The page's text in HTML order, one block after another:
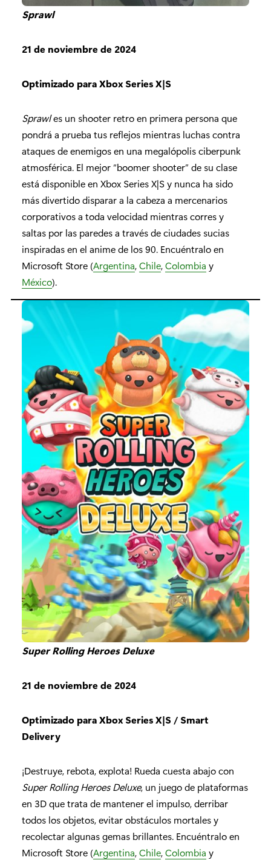
Sprawl
21 de noviembre de 2024
Optimizado para Xbox Series X|S
Sprawles un shooter retro en primera persona que
pondrá a prueba tus reflejos mientras luchas contra
ataques de enemigos en una megalópolis ciberpunk
atmosférica. El mejor “boomer shooter” de su clase
está disponible en Xbox Series X|S y nunca ha sido
más divertido disparar a la cabeza a mercenarios
corporativos a toda velocidad mientras corres y
saltas por las paredes a través de ciudades sucias
inspiradas en el anime de los 90. Encuéntralo en
Microsoft Store (Argentina,Chile,Colombia y
México).
Super Rolling Heroes Deluxe
21 de noviembre de 2024
Optimizado para Xbox Series X|S / Smart
Delivery
¡Destruye, rebota, explota! Rueda cuesta abajo con
Super Rolling Heroes Deluxe, un juego de plataformas
en 3D que trata de mantener el impulso, derribar
todos los objetos, evitar obstáculos mortales y
recolectar algunas gemas brillantes. Encuéntralo en
Microsoft Store (Argentina,Chile,Colombia y